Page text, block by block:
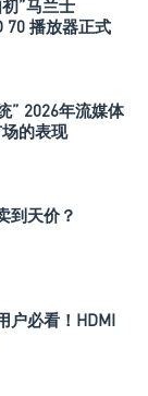
”马兰士
70 播放器正式
” 2026年流媒体
的表现
到天价？
户必看！HDMI